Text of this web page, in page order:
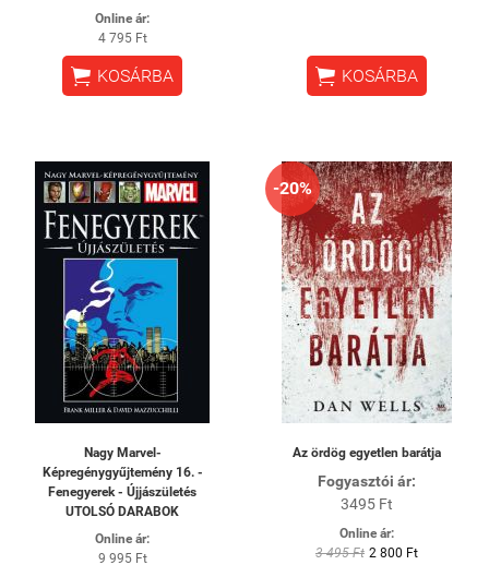
Online ár:
4 795 Ft
 KOSÁRBA  KOSÁRBA
Nagy Marvel-
Képregénygyűjtemény 16. -
Fenegyerek - Újjászületés
UTOLSÓ DARABOK
Online ár:
9 995 Ft
-20%
Az ördög egyetlen barátja
Fogyasztói ár:
3495 Ft
Online ár:
3 495 Ft 2 800 Ft